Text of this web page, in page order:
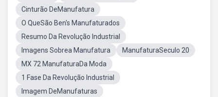
Cinturão DeManufatura
O QueSão Ben's Manufaturados
Resumo Da Revolução Industrial
Imagens Sobrea Manufatura
ManufaturaSeculo 20
MX 72 ManufaturaDa Moda
1 Fase Da Revolução Industrial
Imagem DeManufaturas